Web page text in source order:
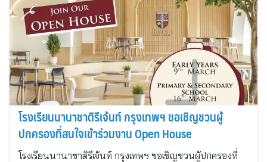
โรงเรียนนานาชาติรีเจ้นท์ กรุงเทพฯ ขอเชิญชวนผู้
ปกครองที่สนใจเข้าร่วมงาน Open House
โรงเรียนนานาชาติรีเจ้นท์ กรุงเทพฯ ขอเชิญชวนผู้ปกครองที่